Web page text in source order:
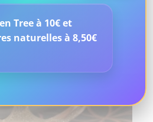
Tree à 10€ et
naturelles à 8,50€